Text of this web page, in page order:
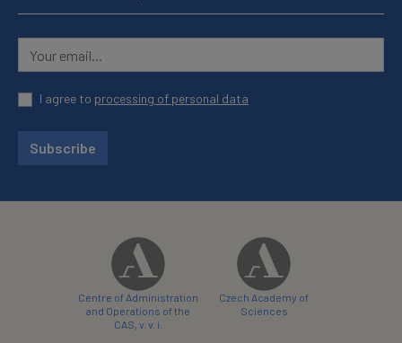
I agree to processing of personal data
Subscribe
Centre of Administration
and Operations of the
CAS, v. v. i.
Czech Academy of
Sciences